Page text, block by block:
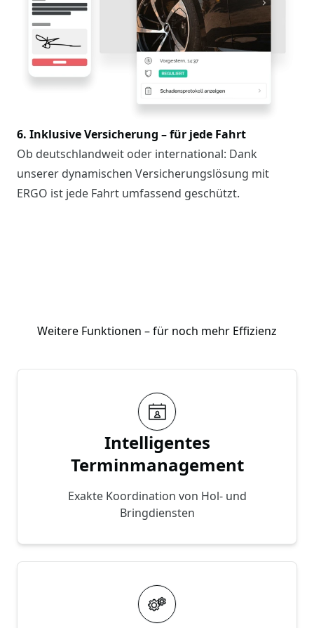
6. Inklusive Versicherung – für jede Fahrt
Ob deutschlandweit oder international: Dank
unserer dynamischen Versicherungslösung mit
ERGO ist jede Fahrt umfassend geschützt.
Weitere Funktionen – für noch mehr Effizienz
Intelligentes
Terminmanagement
Exakte Koordination von Hol- und
Bringdiensten